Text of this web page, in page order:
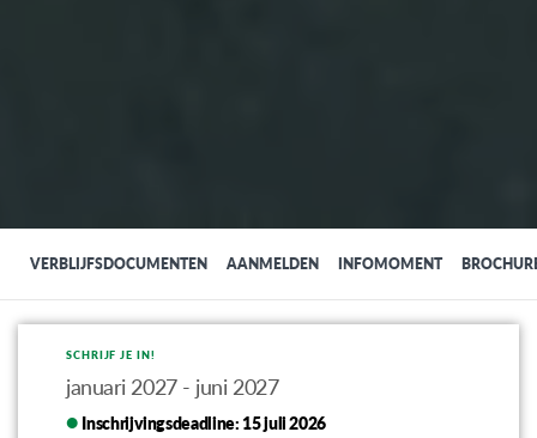
VERBLIJFSDOCUMENTEN AANMELDEN INFOMOMENT
SCHRIJF JE IN!
januari 2027 - juni 2027
Inschrijvingsdeadline: 15 juli 2026